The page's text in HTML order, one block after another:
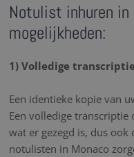
Notulist inhuren in
mogelijkheden:
1) Volledige transcriptie
Een identieke kopie van
Een volledige
wat er gezegd is, dus ook
notulisten in Monaco